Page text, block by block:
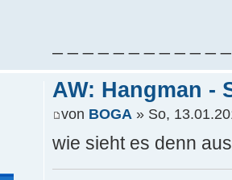
AW: Hangman -
von BOGA » So,
wie sieht es denn